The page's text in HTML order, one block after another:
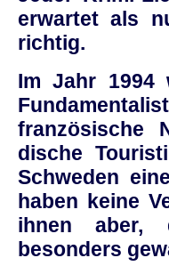
erwartet als
richtig.
Im Jahr 1994
französische
dische
Schweden
haben keine
ihnen aber,
besonders